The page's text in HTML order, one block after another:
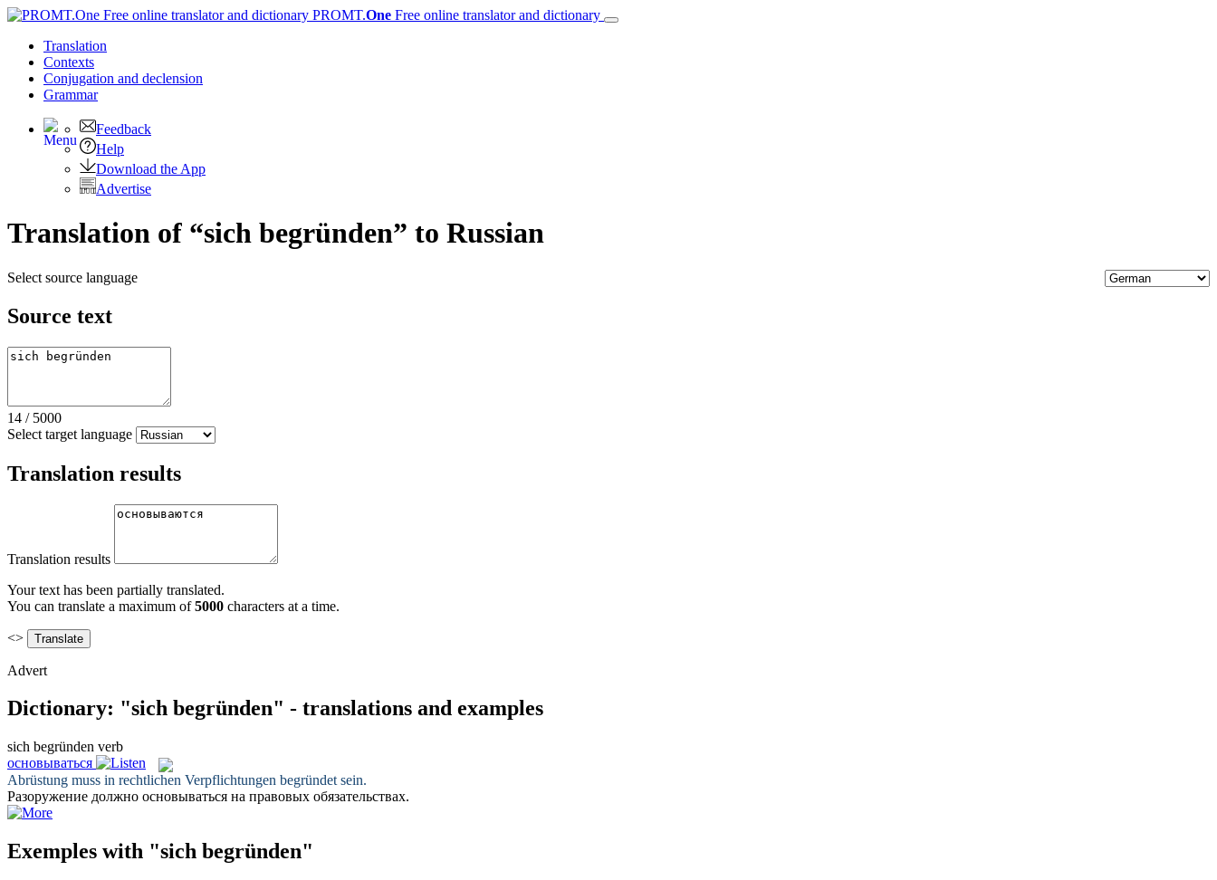
PROMT.One Free online translator and dictionary
Translation
Contexts
Conjugation and declension
Grammar
Feedback
Help
Download the App
Advertise
Translation of “sich begründen” to Russian
Select source language
Source text
14 / 5000
Select target language
Translation results
Translation results
Your text has been partially translated.
You can translate a maximum of5000 characters at a time.
<>
Advert
Dictionary: "sich begründen" - translations and examples
sich begründen verb
основываться
Abrüstung muss in rechtlichen Verpflichtungen begründet sein.
Разоружение должно основываться на правовых обязательствах.
Exemples with "sich begründen"